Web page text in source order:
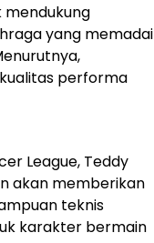
yang memadai
performa
League, Teddy
akan memberikan
teknis
karakter bermain